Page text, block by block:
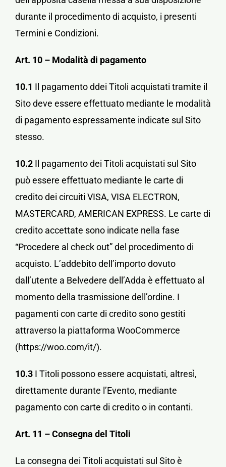
durante il procedimento di acquisto, i presenti
Termini e Condizioni.
Art. 10 – Modalità di pagamento
10.1 Il pagamento ddei Titoli acquistati tramite il
Sito deve essere effettuato mediante le modalità
di pagamento espressamente indicate sul Sito
stesso.
10.2 Il pagamento dei Titoli acquistati sul Sito
può essere effettuato mediante le carte di
credito dei circuiti VISA, VISA ELECTRON,
MASTERCARD, AMERICAN EXPRESS. Le carte di
credito accettate sono indicate nella fase
“Procedere al check out” del procedimento di
acquisto. L’addebito dell’importo dovuto
dall’utente a Belvedere dell’Adda è effettuato al
momento della trasmissione dell’ordine. I
pagamenti con carte di credito sono gestiti
attraverso la piattaforma WooCommerce
(https://woo.com/it/).
10.3 I Titoli possono essere acquistati, altresì,
direttamente durante l’Evento, mediante
pagamento con carte di credito o in contanti.
Art. 11 – Consegna del Titoli
La consegna dei Titoli acquistati sul Sito è